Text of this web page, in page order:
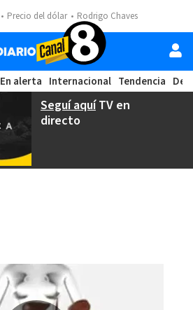
Precio del dólar Rodrigo Chaves
En alerta Internacional Tendencia
Seguí aquíTV en
directo